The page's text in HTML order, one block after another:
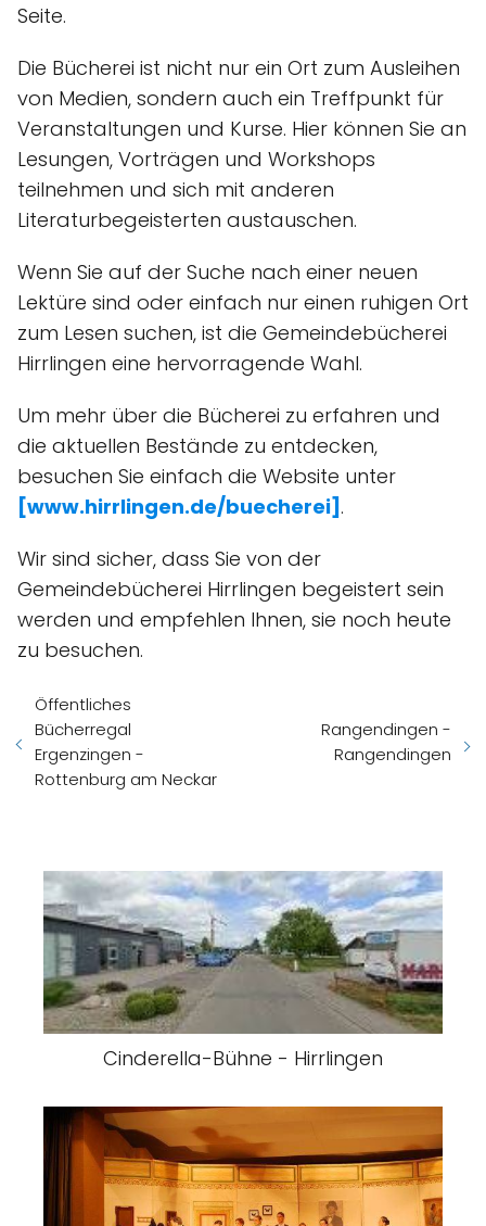
Seite.
Die Bücherei ist nicht nur ein Ort zum Ausleihen
von Medien, sondern auch ein Treffpunkt für
Veranstaltungen und Kurse. Hier können Sie an
Lesungen, Vorträgen und Workshops
teilnehmen und sich mit anderen
Literaturbegeisterten austauschen.
Wenn Sie auf der Suche nach einer neuen
Lektüre sind oder einfach nur einen ruhigen Ort
zum Lesen suchen, ist die Gemeindebücherei
Hirrlingen eine hervorragende Wahl.
Um mehr über die Bücherei zu erfahren und
die aktuellen Bestände zu entdecken,
besuchen Sie einfach die Website unter
[www.hirrlingen.de/buecherei] .
Wir sind sicher, dass Sie von der
Gemeindebücherei Hirrlingen begeistert sein
werden und empfehlen Ihnen, sie noch heute
zu besuchen.
Öffentliches
Bücherregal
Ergenzingen -
Rottenburg am Neckar
Rangendingen -
Rangendingen
Cinderella-Bühne - Hirrlingen